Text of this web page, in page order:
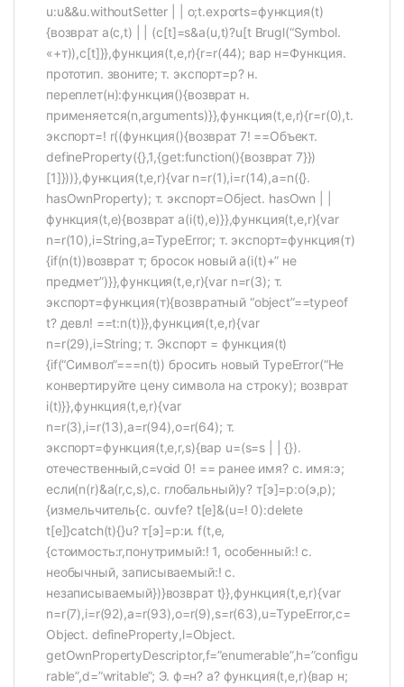
u:u&&u.withoutSetter | | o;t.exports=функция(t)
{возврат а(c,t) | | (c[t]=s&a(u,t)?u[t Brugl(“Symbol.
«+т)),c[t]}},функция(t,e,r){r=r(44); вар н=Функция.
прототип. звоните; т. экспорт=р? н.
переплет(н):функция(){возврат н.
применяется(n,arguments)}},функция(t,e,r){r=r(0),t.
экспорт=! r((функция(){возврат 7! ==Объект.
defineProperty({},1,{get:function(){возврат 7}})
[1]}))},функция(t,e,r){var n=r(1),i=r(14),a=n({}.
hasOwnProperty); т. экспорт=Обject. hasOwn | |
функция(t,e){возврат а(i(t),e)}},функция(t,e,r){var
n=r(10),i=String,a=TypeError; т. экспорт=функция(т)
{if(n(t))возврат т; бросок новый а(i(t)+” не
предмет”)}},функция(t,e,r){var n=r(3); т.
экспорт=функция(т){возвратный “object”==typeof
t? девл! ==t:n(t)}},функция(t,e,r){var
n=r(29),i=String; т. Экспорт = функция(t)
{if(“Символ”===n(t)) бросить новый TypeError(“Не
конвертируйте цену символа на строку); возврат
i(t)}},функция(t,e,r){var
n=r(3),i=r(13),a=r(94),o=r(64); т.
экспорт=функция(t,e,r,s){вар u=(s=s | | {}).
отечественный,c=void 0! == ранее имя? с. имя:э;
если(n(r)&a(r,c,s),с. глобальный)у? т[э]=р:о(э,р);
{измельчитель{с. ouvfe? t[e]&(u=! 0):delete
t[e]}catch(t){}u? т[э]=р:и. f(t,e,
{стоимость:r,понутримый:! 1, особенный:! с.
необычный, записываемый:! с.
незаписываемый})}возврат t}},функция(t,e,r){var
n=r(7),i=r(92),a=r(93),o=r(9),s=r(63),u=TypeError,c=
Object. defineProperty,l=Object.
getOwnPropertyDescriptor,f=”enumerable”,h=”configu
rable”,d=”writable”; Э. ф=н? а? функция(t,e,r){вар н;